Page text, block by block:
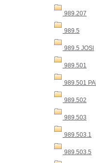
989.207
989.5
989.5 JOSl
989.501
989.501
989.502
989.503
989.503.1
989.503.5